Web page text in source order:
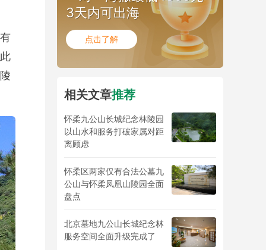
3天内可出海
点击了解
相关文章推荐
怀柔九公山长城纪念林陵园
以山水和服务打破家属对距
离顾虑
怀柔区两家仅有合法公墓九
公山与怀柔凤凰山陵园全面
盘点
北京墓地九公山长城纪念林
服务空间全面升级完成了